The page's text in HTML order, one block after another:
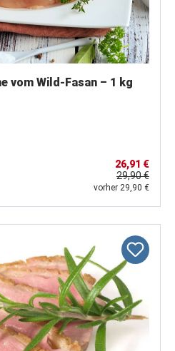
vom Wild-Fasan – 1 kg
26,91 €
29,90 €
vorher 29,90 €